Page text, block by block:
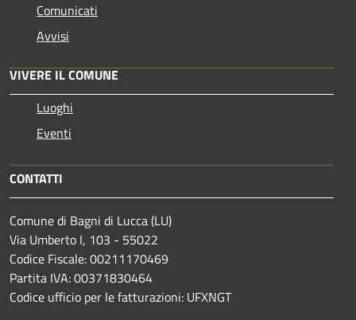
Comunicati
Avvisi
VIVERE IL COMUNE
Luoghi
Eventi
CONTATTI
Comune di Bagni di Lucca (LU)
Via Umberto I, 103 - 55022
Codice Fiscale: 00211170469
Partita IVA: 00371830464
Codice ufficio per le fatturazioni: UFXNGT